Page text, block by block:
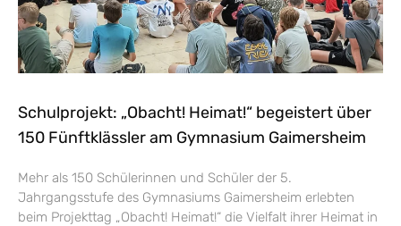
Schulprojekt: „Obacht! Heimat!“ begeistert über
150 Fünftklässler am Gymnasium Gaimersheim
Mehr als 150 Schülerinnen und Schüler der 5.
Jahrgangsstufe des Gymnasiums Gaimersheim erlebten
beim Projekttag „Obacht! Heimat!“ die Vielfalt ihrer Heimat in